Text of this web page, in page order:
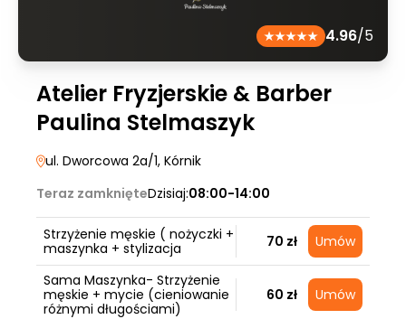
4.96/5
Atelier Fryzjerskie & Barber
Paulina Stelmaszyk
ul. Dworcowa 2a/1, Kórnik
Teraz zamknięteDzisiaj:08:00-14:00
Strzyżenie męskie ( nożyczki +
maszynka + stylizacja
70 zł Umów
Sama Maszynka- Strzyżenie
męskie + mycie (cieniowanie
różnymi długościami)
60 zł Umów